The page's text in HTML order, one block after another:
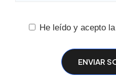
He leído y acepto la